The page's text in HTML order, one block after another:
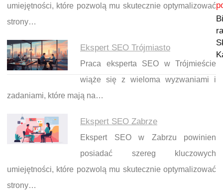
umiejętności, które pozwolą mu skutecznie optymalizować
strony…
Ekspert SEO Trójmiasto
Praca eksperta SEO w Trójmieście
wiąże się z wieloma wyzwaniami i
zadaniami, które mają na…
Ekspert SEO Zabrze
Ekspert SEO w Zabrzu powinien
posiadać szereg kluczowych
umiejętności, które pozwolą mu skutecznie optymalizować
strony…